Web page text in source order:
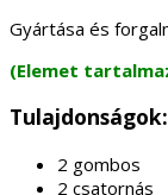
Gyártása és
(Elemet
Tulajdonságok:
2 gombos
2 csatornás